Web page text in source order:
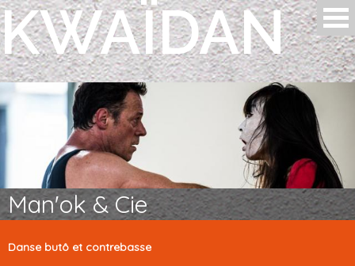
Aller au contenu principal
KWAÏDAN
Man'ok & Cie
Danse butô et contrebasse